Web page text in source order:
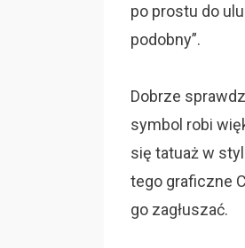
po prostu do
podobny”.
Dobrze
symbol robi
się tatuaż w
tego graficzne
go zagłuszać.